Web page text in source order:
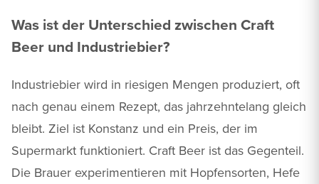
Was ist der Unterschied zwischen Craft
Beer und Industriebier?
Industriebier wird in riesigen Mengen produziert, oft
nach genau einem Rezept, das jahrzehntelang gleich
bleibt. Ziel ist Konstanz und ein Preis, der im
Supermarkt funktioniert. Craft Beer ist das Gegenteil.
Die Brauer experimentieren mit Hopfensorten, Hefe